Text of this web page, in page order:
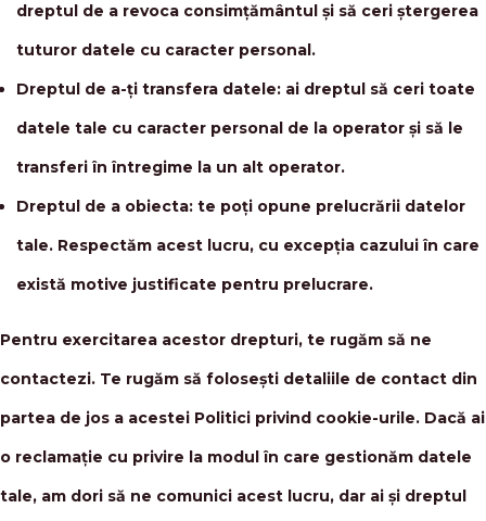
dreptul de a revoca consimțământul și să ceri ștergerea
tuturor datele cu caracter personal.
Dreptul de a-ți transfera datele: ai dreptul să ceri toate
datele tale cu caracter personal de la operator și să le
transferi în întregime la un alt operator.
Dreptul de a obiecta: te poți opune prelucrării datelor
tale. Respectăm acest lucru, cu excepția cazului în care
există motive justificate pentru prelucrare.
Pentru exercitarea acestor drepturi, te rugăm să ne
contactezi. Te rugăm să folosești detaliile de contact din
partea de jos a acestei Politici privind cookie-urile. Dacă ai
o reclamație cu privire la modul în care gestionăm datele
tale, am dori să ne comunici acest lucru, dar ai și dreptul